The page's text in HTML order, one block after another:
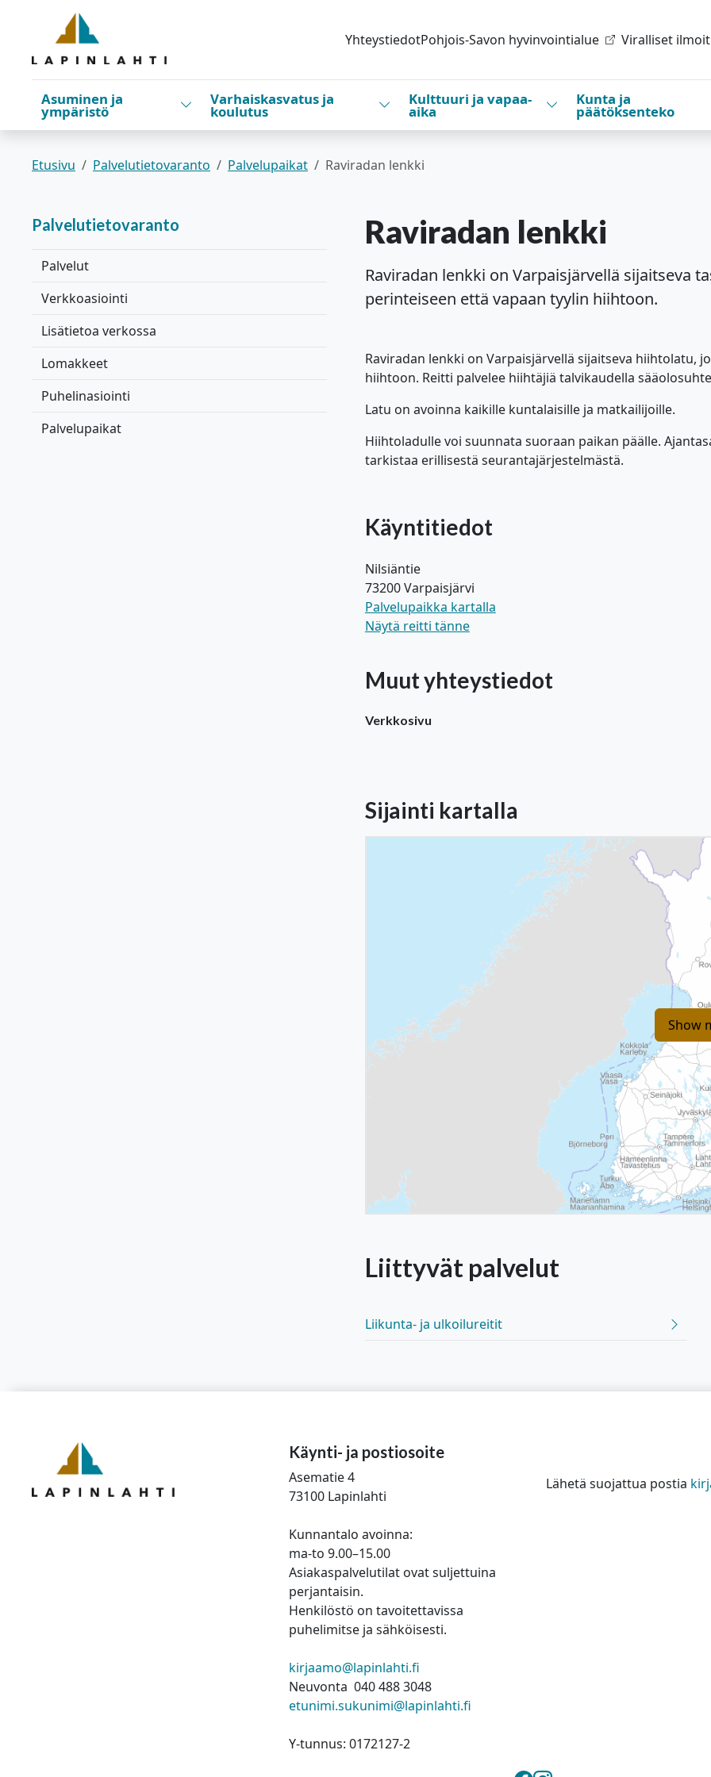
Siirry pääsisältöön
YhteystiedotPohjois-Savon hyvinvointialue Viralliset
Asuminen ja
ympäristö Vaihda alasvetovalikkoa
Varhaiskasvatus ja
koulutus Vaihda alasvetovalikkoa
Kulttuuri ja vapaa-
aika Vaihda alasvetovalikkoa
Kunta ja
päätöksenteko
Etusivu Palvelutietovaranto Palvelupaikat Raviradan lenkki
Palvelutietovaranto
Palvelut
Verkkoasiointi
Lisätietoa verkossa
Lomakkeet
Puhelinasiointi
Palvelupaikat
Raviradan lenkki
Raviradan lenkki on Varpaisjärvellä sijaitseva
perinteiseen että vapaan tyylin hiihtoon.
Raviradan lenkki on Varpaisjärvellä sijaitseva hiihtolatu,
hiihtoon. Reitti palvelee hiihtäjiä talvikaudella
Latu on avoinna kaikille kuntalaisille ja matkailijoille.
Hiihtoladulle voi suunnata suoraan paikan päälle.
tarkistaa erillisestä seurantajärjestelmästä.
Käyntitiedot
Nilsiäntie
73200 Varpaisjärvi
Palvelupaikka kartalla
Näytä reitti tänne
Muut yhteystiedot
Verkkosivu
Sijainti kartalla
Show
Liittyvät palvelut
Liikunta- ja ulkoilureitit
Käynti- ja postiosoite
Asematie 4
73100 Lapinlahti
Kunnantalo avoinna:
ma-to 9.00–15.00
Asiakaspalvelutilat ovat suljettuina
perjantaisin.
Henkilöstö on tavoitettavissa
puhelimitse ja sähköisesti.
kirjaamo@lapinlahti.fi
Neuvonta 040 488 3048
etunimi.sukunimi@lapinlahti.fi
Y-tunnus: 0172127-2
Lähetä suojattua postia